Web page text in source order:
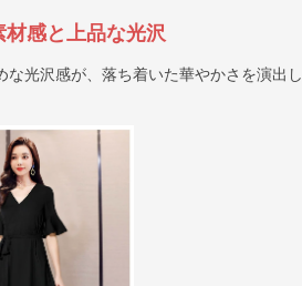
感と上品な光沢
光沢感が、落ち着いた華やかさを演出し